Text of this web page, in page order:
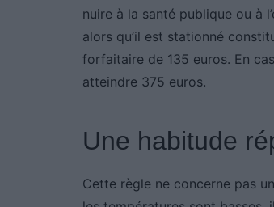
nuire à la santé publique ou à
alors qu’il est stationné
forfaitaire de 135 euros. En
atteindre 375 euros.
Une habitude
Cette règle ne concerne pas